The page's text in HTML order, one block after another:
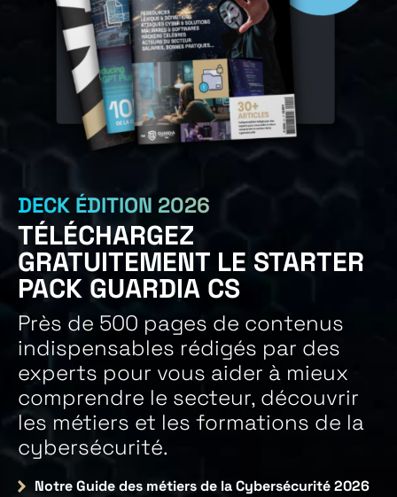
DECK ÉDITION 2026
TÉLÉCHARGEZ
GRATUITEMENT LE STARTER
PACK GUARDIA CS
Près de 500 pages de contenus
indispensables rédigés par des
experts pour vous aider à mieux
comprendre le secteur, découvrir
les métiers et les formations de la
cybersécurité.
Notre Guide des métiers de la Cybersécurité 2026